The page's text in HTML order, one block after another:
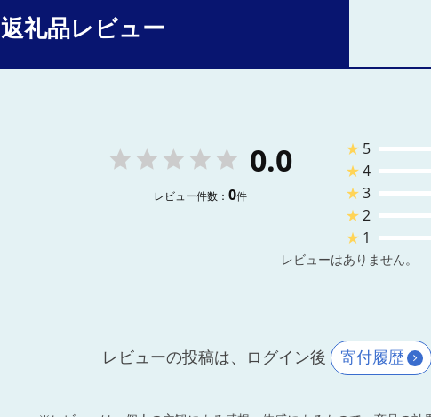
返礼品レビュー
0.0
レビュー件数： 0件
★ 5
★4
★3
★2
★ 1
レビューはありません。
レビューの投稿は、ログイン後 寄付履歴